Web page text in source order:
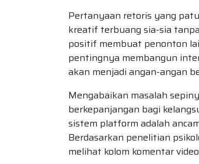
Pertanyaan retoris yang
kreatif terbuang sia-sia
positif membuat penonton
pentingnya membangun
akan menjadi angan-angan
Mengabaikan masalah
berkepanjangan bagi
sistem platform adalah
Berdasarkan penelitian
melihat kolom komentar